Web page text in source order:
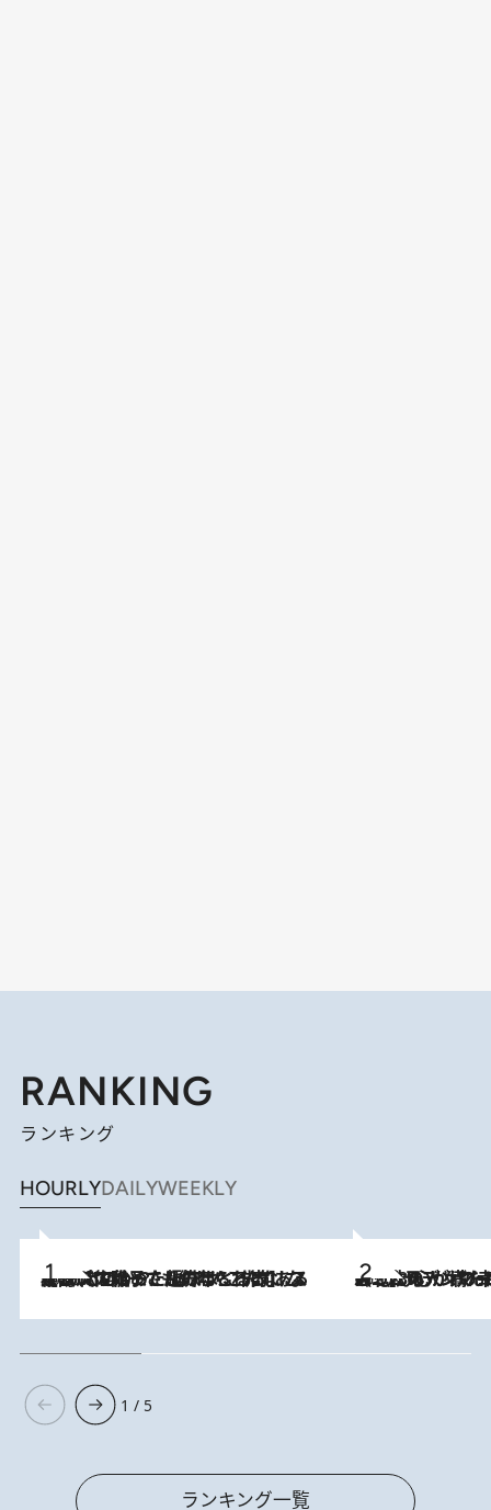
RANKING
ランキング
HOURLYDAILYWEEKLY
2026.8.5
【阿川佐和子さんの年とる力】なぜ70代で始めた趣味は“こんなに楽しい”のか？ ピアノ、俳句…スランプに陥っても続けられる“ある秘訣”とは 2026.8.8
《北欧の人々の幸福度が高いのは…》元デンマーク親善大使が出会った“心が満たされる暮らし”「いいかげんにヒュッゲしなさい！」
1 / 5
ランキング一覧